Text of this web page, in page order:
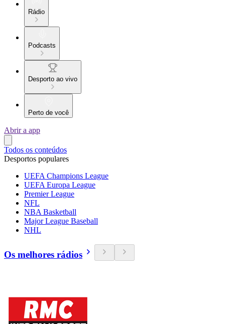
Rádio
Podcasts
Desporto ao vivo
Perto de você
Abrir a app
Todos os conteúdos
Desportos populares
UEFA Champions League
UEFA Europa League
Premier League
NFL
NBA Basketball
Major League Baseball
NHL
Os melhores rádios